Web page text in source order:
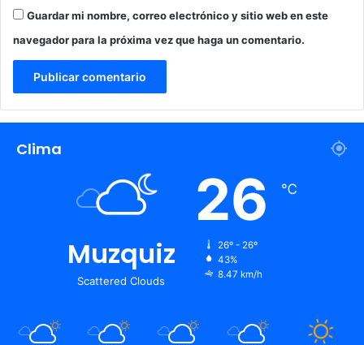
Guardar mi nombre, correo electrónico y sitio web en este
navegador para la próxima vez que haga un comentario.
Clima
Muzquiz
Scattered Clouds
26 ℃
26º - 26º
43%
8.47 km/h